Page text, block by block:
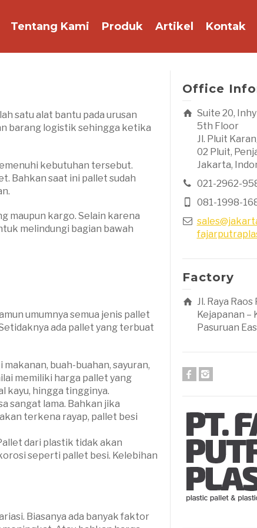
Tentang Kami Produk Artikel Kontak
satu alat bantu pada urusan
barang logistik sehingga ketika
kebutuhan tersebut.
Bahkan saat ini pallet sudah
maupun kargo. Selain karena
melindungi bagian bawah
umumnya semua jenis pallet
ada pallet yang terbuat
buah-buahan, sayuran,
memiliki harga pallet yang
kayu, hingga tingginya.
sangat lama. Bahkan jika
terkena rayap, pallet besi
dari plastik tidak akan
seperti pallet besi. Kelebihan
Biasanya ada banyak faktor
Office
Suite 20,
5th Floor
Jl. Pluit
02 Pluit,
Jakarta,
021-2962-
081-1998-
Factory
Jl. Raya
Kejapanan –
Pasuruan